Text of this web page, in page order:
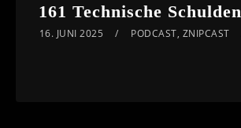
161 Technische Schulden
16. JUNI 2025 PODCAST, ZNIPCAST